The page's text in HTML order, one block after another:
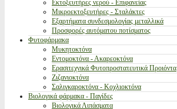
Εκτοξευτήρες νερού - Επιφανείας
Μικροεκτοξευτήρες - Σταλάκτες
Εξαρτήματα συνδεσμολογίας μεταλλικά
Προσφορές αυτόματου ποτίσματος
Φυτοφάρμακα
Μυκητοκτόνα
Εντομοκτόνα - Ακαρεοκτόνα
Ερασιτεχνικά Φυτοπροστατευτικά Προιόντα
Ζιζανιοκτόνα
Σαλιγκαροκτόνα - Κοχλιοκτόνα
Βιολογικά φάρμακα - Παγίδες
Βιολογικά Λιπάσματα